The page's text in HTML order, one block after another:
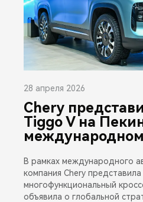
28 апреля 2026
Chery
Tiggo V на
В рамках международного
компания Chery
многофункциональный
объявила о глобальной